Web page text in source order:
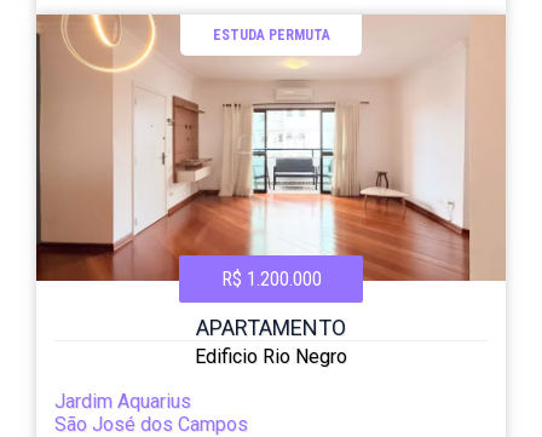
ESTUDA PERMUTA
R$ 1.200.000
APARTAMENTO
Edificio Rio Negro
Jardim Aquarius
São José dos Campos